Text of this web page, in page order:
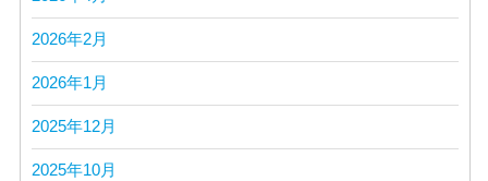
2026年2月
2026年1月
2025年12月
2025年10月